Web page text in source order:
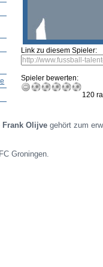
Link zu diesem Spieler:
Spieler bewerten:
120
Frank Olijve gehört zum
Groningen.